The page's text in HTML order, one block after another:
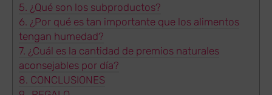
5. ¿Qué son los subproductos?
6. ¿Por qué es tan importante que los alimentos
tengan humedad?
7. ¿Cuál es la cantidad de premios naturales
aconsejables por día?
8. CONCLUSIONES